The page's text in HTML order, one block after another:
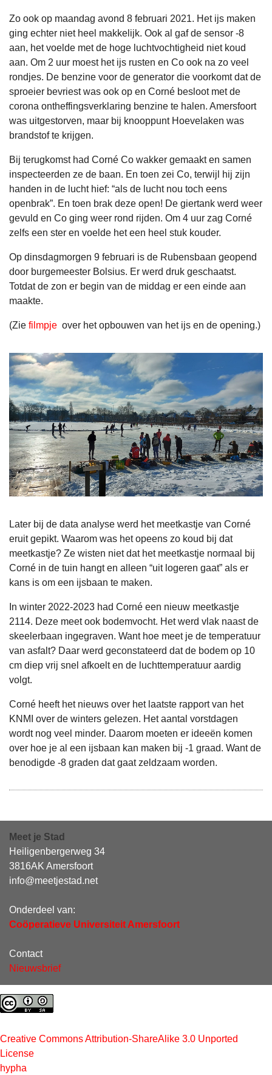
Zo ook op maandag avond 8 februari 2021. Het ijs maken
ging echter niet heel makkelijk. Ook al gaf de sensor -8
aan, het voelde met de hoge luchtvochtigheid niet koud
aan. Om 2 uur moest het ijs rusten en Co ook na zo veel
rondjes. De benzine voor de generator die voorkomt dat de
sproeier bevriest was ook op en Corné besloot met de
corona ontheffingsverklaring benzine te halen. Amersfoort
was uitgestorven, maar bij knooppunt Hoevelaken was
brandstof te krijgen.
Bij terugkomst had Corné Co wakker gemaakt en samen
inspecteerden ze de baan. En toen zei Co, terwijl hij zijn
handen in de lucht hief: “als de lucht nou toch eens
openbrak”. En toen brak deze open! De giertank werd weer
gevuld en Co ging weer rond rijden. Om 4 uur zag Corné
zelfs een ster en voelde het een heel stuk kouder.
Op dinsdagmorgen 9 februari is de Rubensbaan geopend
door burgemeester Bolsius. Er werd druk geschaatst.
Totdat de zon er begin van de middag er een einde aan
maakte.
(Zie filmpje over het opbouwen van het ijs en de opening.)
Later bij de data analyse werd het meetkastje van Corné
eruit gepikt. Waarom was het opeens zo koud bij dat
meetkastje? Ze wisten niet dat het meetkastje normaal bij
Corné in de tuin hangt en alleen “uit logeren gaat” als er
kans is om een ijsbaan te maken.
In winter 2022-2023 had Corné een nieuw meetkastje
2114. Deze meet ook bodemvocht. Het werd vlak naast de
skeelerbaan ingegraven. Want hoe meet je de temperatuur
van asfalt? Daar werd geconstateerd dat de bodem op 10
cm diep vrij snel afkoelt en de luchttemperatuur aardig
volgt.
Corné heeft het nieuws over het laatste rapport van het
KNMI over de winters gelezen. Het aantal vorstdagen
wordt nog veel minder. Daarom moeten er ideeën komen
over hoe je al een ijsbaan kan maken bij -1 graad. Want de
benodigde -8 graden dat gaat zeldzaam worden.
Meet je Stad
Heiligenbergerweg 34
3816AK Amersfoort
info@meetjestad.net
Onderdeel van:
Coöperatieve Universiteit Amersfoort
Contact
Nieuwsbrief
Creative Commons Attribution-ShareAlike 3.0 Unported
License
hypha